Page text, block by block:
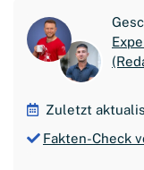
Zuletzt
Fakten-Check